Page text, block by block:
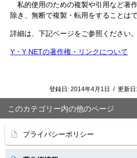
私的使用のための複製や引用など著
除き、無断で複製・転用をすることはで
詳細は、下記ページをご参照ください。
Y・Y NETの著作権・リンクについて
登録日: 2014年4月1日 / 更新日:
このカテゴリー内の他のページ
プライバシーポリシー